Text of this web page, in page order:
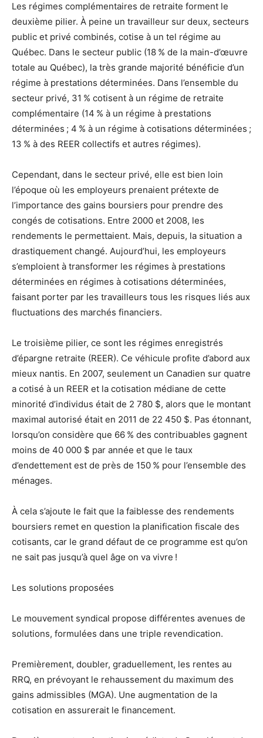
Les régimes complémentaires de retraite forment le
deuxième pilier. À peine un travailleur sur deux, secteurs
public et privé combinés, cotise à un tel régime au
Québec. Dans le secteur public (18 % de la main-d’œuvre
totale au Québec), la très grande majorité bénéficie d’un
régime à prestations déterminées. Dans l’ensemble du
secteur privé, 31 % cotisent à un régime de retraite
complémentaire (14 % à un régime à prestations
déterminées ; 4 % à un régime à cotisations déterminées ;
13 % à des REER collectifs et autres régimes).
Cependant, dans le secteur privé, elle est bien loin
l’époque où les employeurs prenaient prétexte de
l’importance des gains boursiers pour prendre des
congés de cotisations. Entre 2000 et 2008, les
rendements le permettaient. Mais, depuis, la situation a
drastiquement changé. Aujourd’hui, les employeurs
s’emploient à transformer les régimes à prestations
déterminées en régimes à cotisations déterminées,
faisant porter par les travailleurs tous les risques liés aux
fluctuations des marchés financiers.
Le troisième pilier, ce sont les régimes enregistrés
d’épargne retraite (REER). Ce véhicule profite d’abord aux
mieux nantis. En 2007, seulement un Canadien sur quatre
a cotisé à un REER et la cotisation médiane de cette
minorité d’individus était de 2 780 $, alors que le montant
maximal autorisé était en 2011 de 22 450 $. Pas étonnant,
lorsqu’on considère que 66 % des contribuables gagnent
moins de 40 000 $ par année et que le taux
d’endettement est de près de 150 % pour l’ensemble des
ménages.
À cela s’ajoute le fait que la faiblesse des rendements
boursiers remet en question la planification fiscale des
cotisants, car le grand défaut de ce programme est qu’on
ne sait pas jusqu’à quel âge on va vivre !
Les solutions proposées
Le mouvement syndical propose différentes avenues de
solutions, formulées dans une triple revendication.
Premièrement, doubler, graduellement, les rentes au
RRQ, en prévoyant le rehaussement du maximum des
gains admissibles (MGA). Une augmentation de la
cotisation en assurerait le financement.